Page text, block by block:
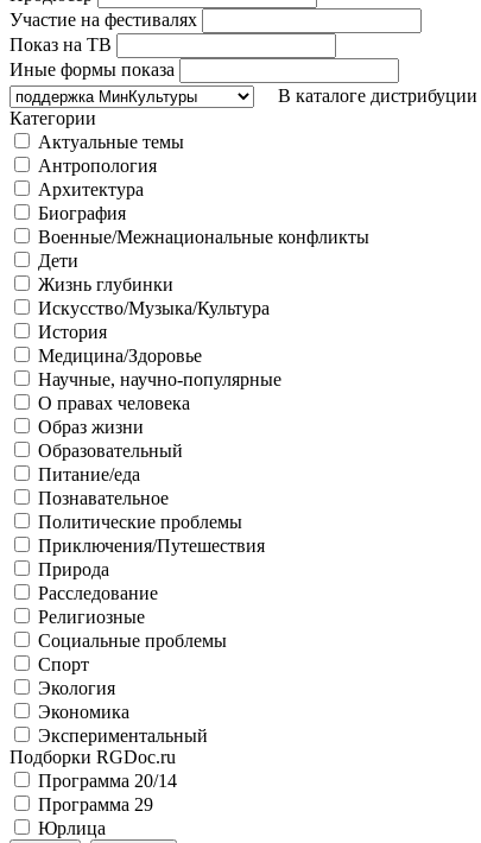
Участие на фестивалях
Показ на ТВ
Иные формы показа
В каталоге дистрибуции
Категории
Актуальные темы
Антропология
Архитектура
Биография
Военные/Межнациональные конфликты
Дети
Жизнь глубинки
Искусство/Музыка/Культура
История
Медицина/Здоровье
Научные, научно-популярные
О правах человека
Образ жизни
Образовательный
Питание/еда
Познавательное
Политические проблемы
Приключения/Путешествия
Природа
Расследование
Религиозные
Социальные проблемы
Спорт
Экология
Экономика
Экспериментальный
Подборки RGDoc.ru
Программа 20/14
Программа 29
Юрлица